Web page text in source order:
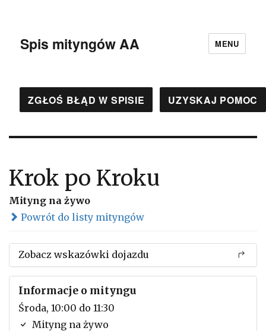
Spis mityngów AA MENU
ZGŁOŚ BŁĄD W SPISIE UZYSKAJ POMOC
Krok po Kroku
Mityng na żywo
Powrót do listy mityngów
Zobacz wskazówki dojazdu
Informacje o mityngu
Środa, 10:00 do 11:30
Mityng na żywo